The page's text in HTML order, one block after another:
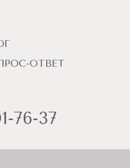
ОТВЕТ
76-37